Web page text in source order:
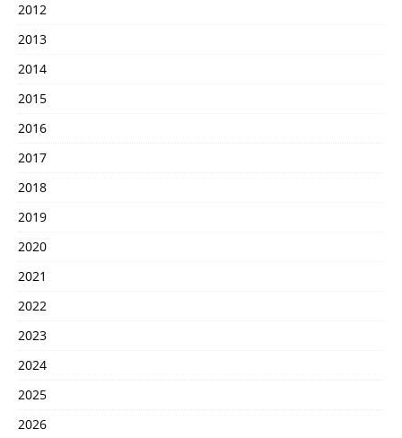
2012
2013
2014
2015
2016
2017
2018
2019
2020
2021
2022
2023
2024
2025
2026